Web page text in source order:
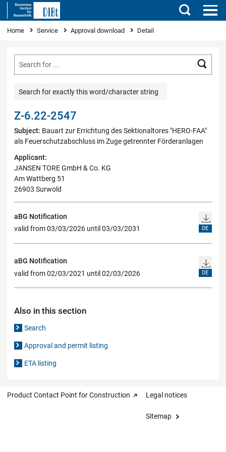
Search
You are here
Home Service Approval download Detail
Search for exactly this word/character string
Z-6.22-2547
Subject: Bauart zur Errichtung des Sektionaltores "HERO-FAA"
als Feuerschutzabschluss im Zuge getrennter Förderanlagen
Applicant:
JANSEN TORE GmbH & Co. KG
Am Wattberg 51
26903 Surwold
aBG Notification
valid from 03/03/2026 until 03/03/2031
DE
aBG Notification
valid from 02/03/2021 until 02/03/2026
DE
Also in this section
Search
Approval and permit listing
ETA listing
Product Contact Point for Construction Legal notices
Sitemap